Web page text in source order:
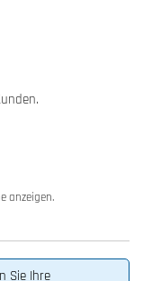
anzeigen.
Sie Ihre